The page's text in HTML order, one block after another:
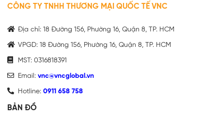
CÔNG TY TNHH THƯƠNG MẠI QUỐC TẾ VNC
Địa chỉ: 18 Đường 156, Phường 16, Quận 8, TP. HCM
VPGD: 18 Đường 156, Phường 16, Quận 8, TP. HCM
MST: 0316818391
Email: vnc@vncglobal.vn
Hotline: 0911 658 758
BẢN ĐỒ